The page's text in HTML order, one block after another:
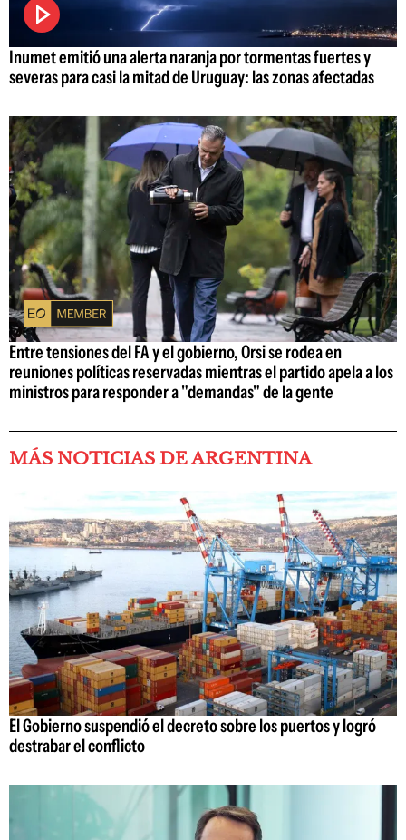
Inumet emitió una alerta naranja por tormentas fuertes y
severas para casi la mitad de Uruguay: las zonas afectadas
Entre tensiones del FA y el gobierno, Orsi se rodea en
reuniones políticas reservadas mientras el partido apela a los
ministros para responder a "demandas" de la gente
MÁS NOTICIAS DE ARGENTINA
El Gobierno suspendió el decreto sobre los puertos y logró
destrabar el conflicto